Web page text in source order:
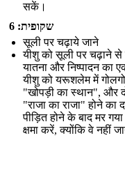
सकें।
שקופית: 6
सूली पर चढ़ाये जाने
यीशु को सूली पर चढ़ाने से
यातना और निष्पादन का
यीशु को यरूशलेम में
"खोपड़ी का स्थान", और
"राजा का राजा" होने
पीड़ित होने के बाद मर
क्षमा करें, क्योंकि वे नहीं